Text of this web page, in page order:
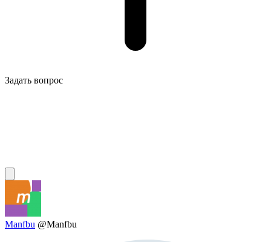
Задать вопрос
Manfbu @Manfbu